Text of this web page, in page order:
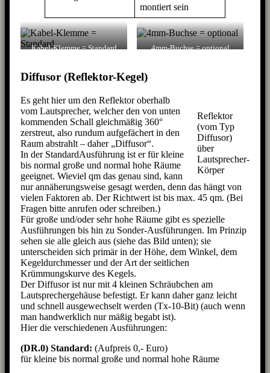
montiert sein
Kabel-Klemme = Standard 4mm-Buchse = optional
Diffusor (Reflektor-Kegel)
Reflektor
(vom Typ
Diffusor)
über
Lautsprecher-
Körper
Es geht hier um den Reflektor oberhalb
vom Lautsprecher, welcher den von unten
kommenden Schall gleichmäßig 360°
zerstreut, also rundum aufgefächert in den
Raum abstrahlt – daher „Diffusor“.
In der StandardAusführung ist er für kleine
bis normal große und normal hohe Räume
geeignet. Wieviel qm das genau sind, kann
nur annäherungsweise gesagt werden, denn das hängt von
vielen Faktoren ab. Der Richtwert ist bis max. 45 qm. (Bei
Fragen bitte anrufen oder schreiben.)
Für große und/oder sehr hohe Räume gibt es spezielle
Ausführungen bis hin zu Sonder-Ausführungen. Im Prinzip
sehen sie alle gleich aus (siehe das Bild unten); sie
unterscheiden sich primär in der Höhe, dem Winkel, dem
Kegeldurchmesser und der Art der seitlichen
Krümmungskurve des Kegels.
Der Diffusor ist nur mit 4 kleinen Schräubchen am
Lautsprechergehäuse befestigt. Er kann daher ganz leicht
und schnell ausgewechselt werden (Tx-10-Bit) (auch wenn
man handwerklich nur mäßig begabt ist).
Hier die verschiedenen Ausführungen:
(DR.0) Standard: (Aufpreis 0,- Euro)
für kleine bis normal große und normal hohe Räume